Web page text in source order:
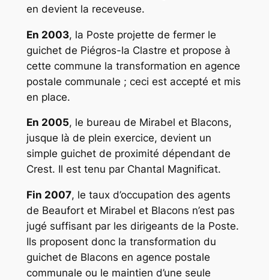
en devient la receveuse.
En 2003, la Poste projette de fermer le
guichet de Piégros-la Clastre et propose à
cette commune la transformation en agence
postale communale ; ceci est accepté et mis
en place.
En 2005, le bureau de Mirabel et Blacons,
jusque là de plein exercice, devient un
simple guichet de proximité dépendant de
Crest. Il est tenu par Chantal Magnificat.
Fin 2007, le taux d’occupation des agents
de Beaufort et Mirabel et Blacons n’est pas
jugé suffisant par les dirigeants de la Poste.
Ils proposent donc la transformation du
guichet de Blacons en agence postale
communale ou le maintien d’une seule